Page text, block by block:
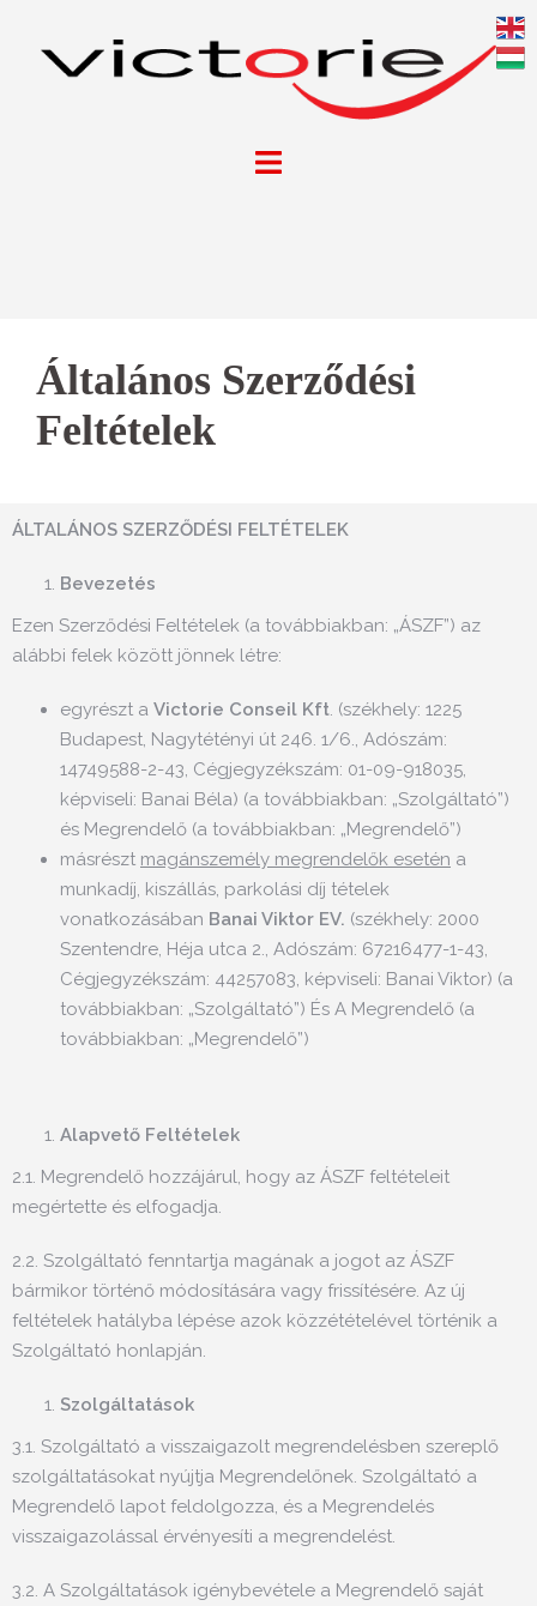
Általános Szerződési
Feltételek
ÁLTALÁNOS SZERZŐDÉSI FELTÉTELEK
Bevezetés
Ezen Szerződési Feltételek (a továbbiakban: „ÁSZF”) az
alábbi felek között jönnek létre:
egyrészt a Victorie Conseil Kft. (székhely: 1225
Budapest, Nagytétényi út 246. 1/6., Adószám:
14749588-2-43, Cégjegyzékszám: 01-09-918035,
képviseli: Banai Béla) (a továbbiakban: „Szolgáltató”)
és Megrendelő (a továbbiakban: „Megrendelő”)
másrészt magánszemély megrendelők esetén a
munkadíj, kiszállás, parkolási díj tételek
vonatkozásában Banai Viktor EV. (székhely: 2000
Szentendre, Héja utca 2., Adószám: 67216477-1-43,
Cégjegyzékszám: 44257083, képviseli: Banai Viktor) (a
továbbiakban: „Szolgáltató”) És A Megrendelő (a
továbbiakban: „Megrendelő”)
Alapvető Feltételek
2.1. Megrendelő hozzájárul, hogy az ÁSZF feltételeit
megértette és elfogadja.
2.2. Szolgáltató fenntartja magának a jogot az ÁSZF
bármikor történő módosítására vagy frissítésére. Az új
feltételek hatályba lépése azok közzétételével történik a
Szolgáltató honlapján.
Szolgáltatások
3.1. Szolgáltató a visszaigazolt megrendelésben szereplő
szolgáltatásokat nyújtja Megrendelőnek. Szolgáltató a
Megrendelő lapot feldolgozza, és a Megrendelés
visszaigazolással érvényesíti a megrendelést.
3.2. A Szolgáltatások igénybevétele a Megrendelő saját